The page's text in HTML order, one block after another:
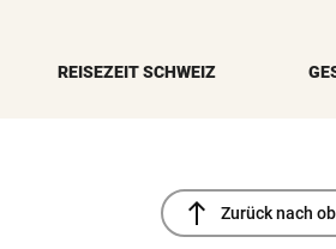
REISEZEIT SCHWEIZ
north Zurück nach